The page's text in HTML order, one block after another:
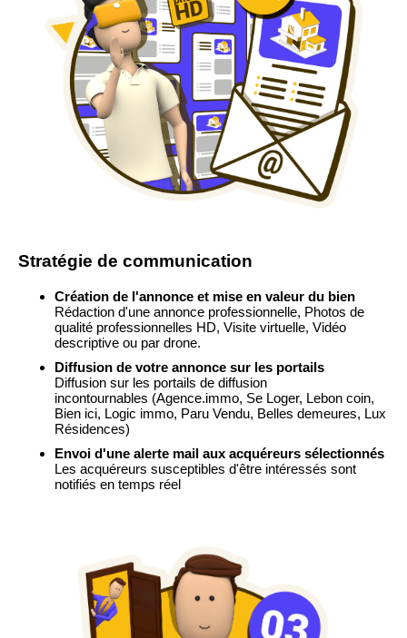
Stratégie de communication
Création de l'annonce et mise en valeur du bien
Rédaction d'une annonce professionnelle, Photos de
qualité professionnelles HD, Visite virtuelle, Vidéo
descriptive ou par drone.
Diffusion de votre annonce sur les portails
Diffusion sur les portails de diffusion
incontournables (Agence.immo, Se Loger, Lebon coin,
Bien ici, Logic immo, Paru Vendu, Belles demeures, Lux
Résidences)
Envoi d'une alerte mail aux acquéreurs sélectionnés
Les acquéreurs susceptibles d'être intéressés sont
notifiés en temps réel